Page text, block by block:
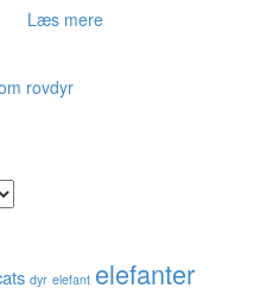
Læs mere
rovdyr
dyr elefant elefanter